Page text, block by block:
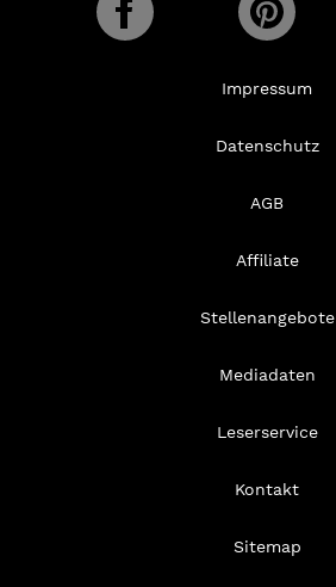
Impressum
Datenschutz
AGB
Affiliate
Stellenangebote
Mediadaten
Leserservice
Kontakt
Sitemap